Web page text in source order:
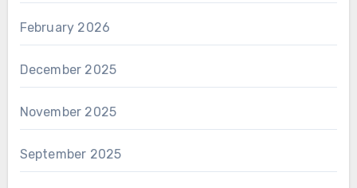
February 2026
December 2025
November 2025
September 2025